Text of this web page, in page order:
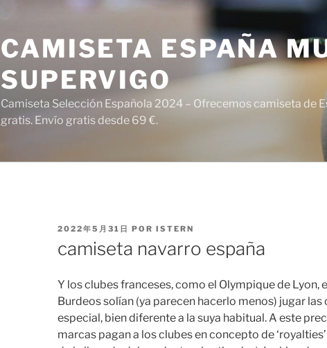
CAMISETA ESPAÑA
SUPERVIGO
Camiseta Selección Española 2024 – Ofrecemos camiseta de
gratis. Envío gratis desde 69 €.
PUBLICADO
2022年5月31日 POR ISTERN
camiseta navarro españa
Y los clubes franceses, como el Olympique de Lyon,
Burdeos solían (ya parecen hacerlo menos) jugar
especial, bien diferente a la suya habitual. A este
marcas pagan a los clubes en concepto de